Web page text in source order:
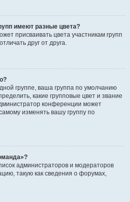
имеют разные цвета?
присваивать цвета участникам групп
друг от друга.
группе, ваша группа по умолчанию
какие групповые цвет и звание
конференции может
изменять вашу группу по
администраторов и модераторов
такую как сведения о форумах,